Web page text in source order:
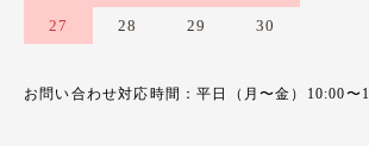
27 28 29 30
お問い合わせ対応時間：平日（月〜金）10:00〜